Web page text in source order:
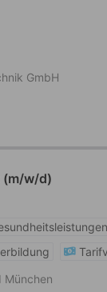
GmbH
(m/w/d)
München